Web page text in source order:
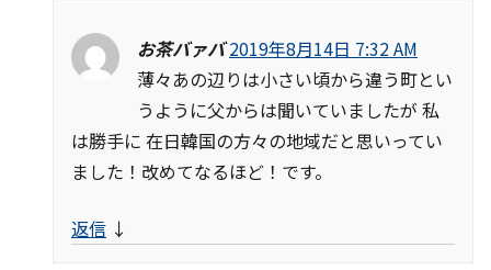
お茶バァバ 2019年8月14日 7:32 AM
薄々あの辺りは小さい頃から違う町とい
うように父からは聞いていましたが 私
は勝手に 在日韓国の方々の地域だと思いってい
ました！改めてなるほど！です。
返信 ↓